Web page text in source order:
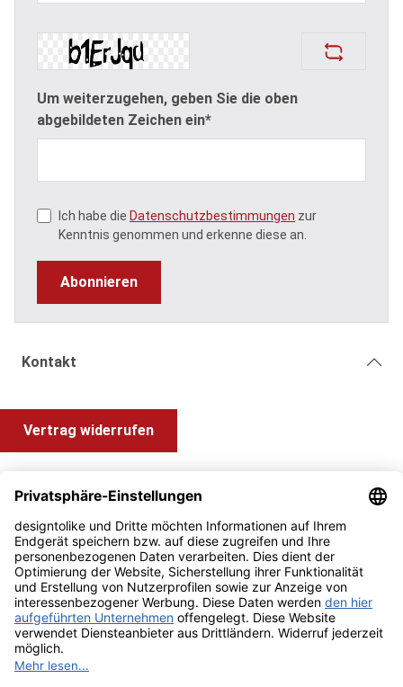
Um weiterzugehen, geben Sie die oben
abgebildeten Zeichen ein*
Ich habe die Datenschutzbestimmungen zur
Kenntnis genommen und erkenne diese an.
Abonnieren
Kontakt
Vertrag widerrufen
Information und Impressum
Zahlung & Versand